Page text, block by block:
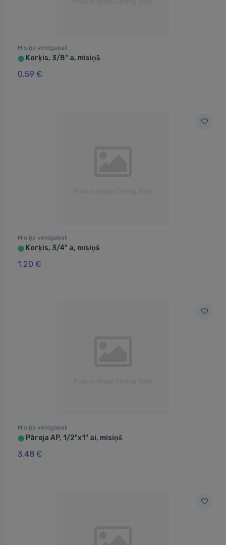
Misiņa veidgabali
⬤ Korķis, 3/8" a, misiņš
0.59 €
Misiņa veidgabali
⬤ Korķis, 3/4" a, misiņš
1.20 €
Misiņa veidgabali
⬤ Pāreja AP, 1/2"x1" ai, misiņš
3.48 €